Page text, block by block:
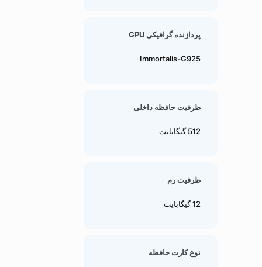
پردازنده گرافیکی GPU
Immortalis-G925
ظرفیت حافظه داخلی
نوع کارت حافظه